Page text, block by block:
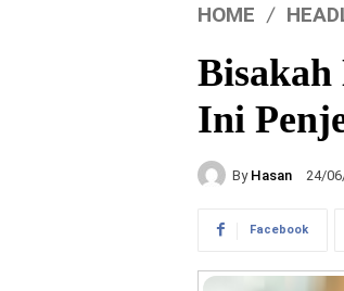
HOME
Bisakah
Ini
By Hasan 24/
Facebook